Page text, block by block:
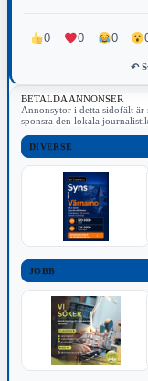
0 0 0
↶
BETALDA ANNONSER
Annonsytor i detta sidofält är
sponsra den lokala
DIVERSE
JOBB